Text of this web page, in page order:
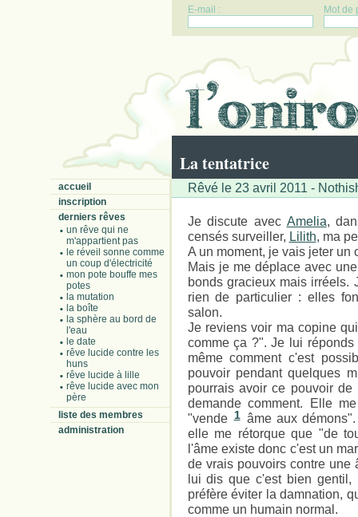
E-mail : Mot de
La tentatrice
accueil
inscription
derniers rêves
un rêve qui ne
m'appartient pas
le réveil sonne comme
un coup d'électricité
mon pote bouffe mes
potes
la mutation
la boîte
la sphère au bord de
l'eau
le date
rêve lucide contre les
huns
rêve lucide à lille
rêve lucide avec mon
père
liste des membres
administration
Rêvé le 23 avril 2011 -
Je discute avec Amelia,
censés surveiller, Lilith, ma
A un moment, je vais jeter
Mais je me déplace avec
bonds gracieux mais irréels.
rien de particulier : elles
salon.
Je reviens voir ma copine
comme ça ?". Je lui
même comment c'est
pouvoir pendant quelques
pourrais avoir ce pouvoir
demande comment. Elle
"vende 1 âme aux
elle me rétorque que "de
l'âme existe donc c'est un
de vrais pouvoirs contre une
lui dis que c'est bien gentil,
préfère éviter la damnation,
comme un humain normal.